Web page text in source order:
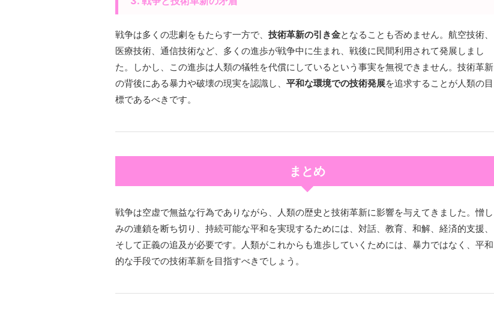
戦争は多くの悲劇をもたらす一方で、 技術革新の引き金となることも否めません。航空技術、
医療技術、通信技術など、多くの進歩が戦争中に生まれ、戦後に民間利用されて発展しまし
た。しかし、この進歩は人類の犠牲を代償にしているという事実を無視できません。技術革新
の背後にある暴力や破壊の現実を認識し、 平和な環境での技術発展を追求することが人類の目
標であるべきです。
まとめ
戦争は空虚で無益な行為でありながら、人類の歴史と技術革新に影響を与えてきました。憎し
みの連鎖を断ち切り、持続可能な平和を実現するためには、対話、教育、和解、経済的支援、
そして正義の追及が必要です。人類がこれからも進歩していくためには、暴力ではなく、平和
的な手段での技術革新を目指すべきでしょう。